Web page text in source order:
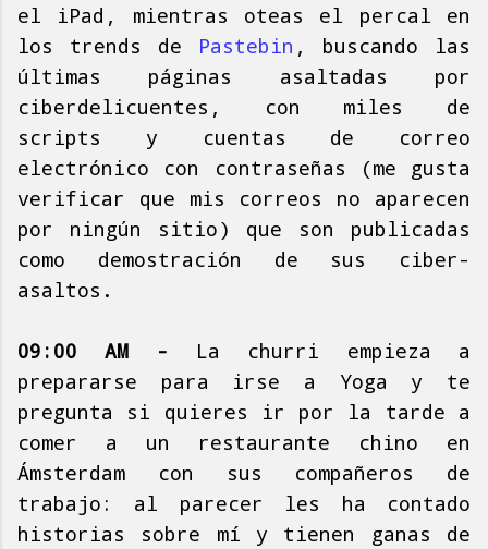
el iPad, mientras oteas el percal en
los trends de Pastebin , buscando las
últimas páginas asaltadas por
ciberdelicuentes, con miles de
scripts y cuentas de correo
electrónico con contraseñas (me gusta
verificar que mis correos no aparecen
por ningún sitio) que son publicadas
como demostración de sus ciber-
asaltos.
09:00 AM - La churri empieza a
prepararse para irse a Yoga y te
pregunta si quieres ir por la tarde a
comer a un restaurante chino en
Ámsterdam con sus compañeros de
trabajo: al parecer les ha contado
historias sobre mí y tienen ganas de